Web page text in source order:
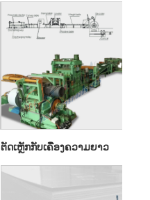
ຕັດເຫຼັກກັບເຄື່ອງຄວາມຍາວ